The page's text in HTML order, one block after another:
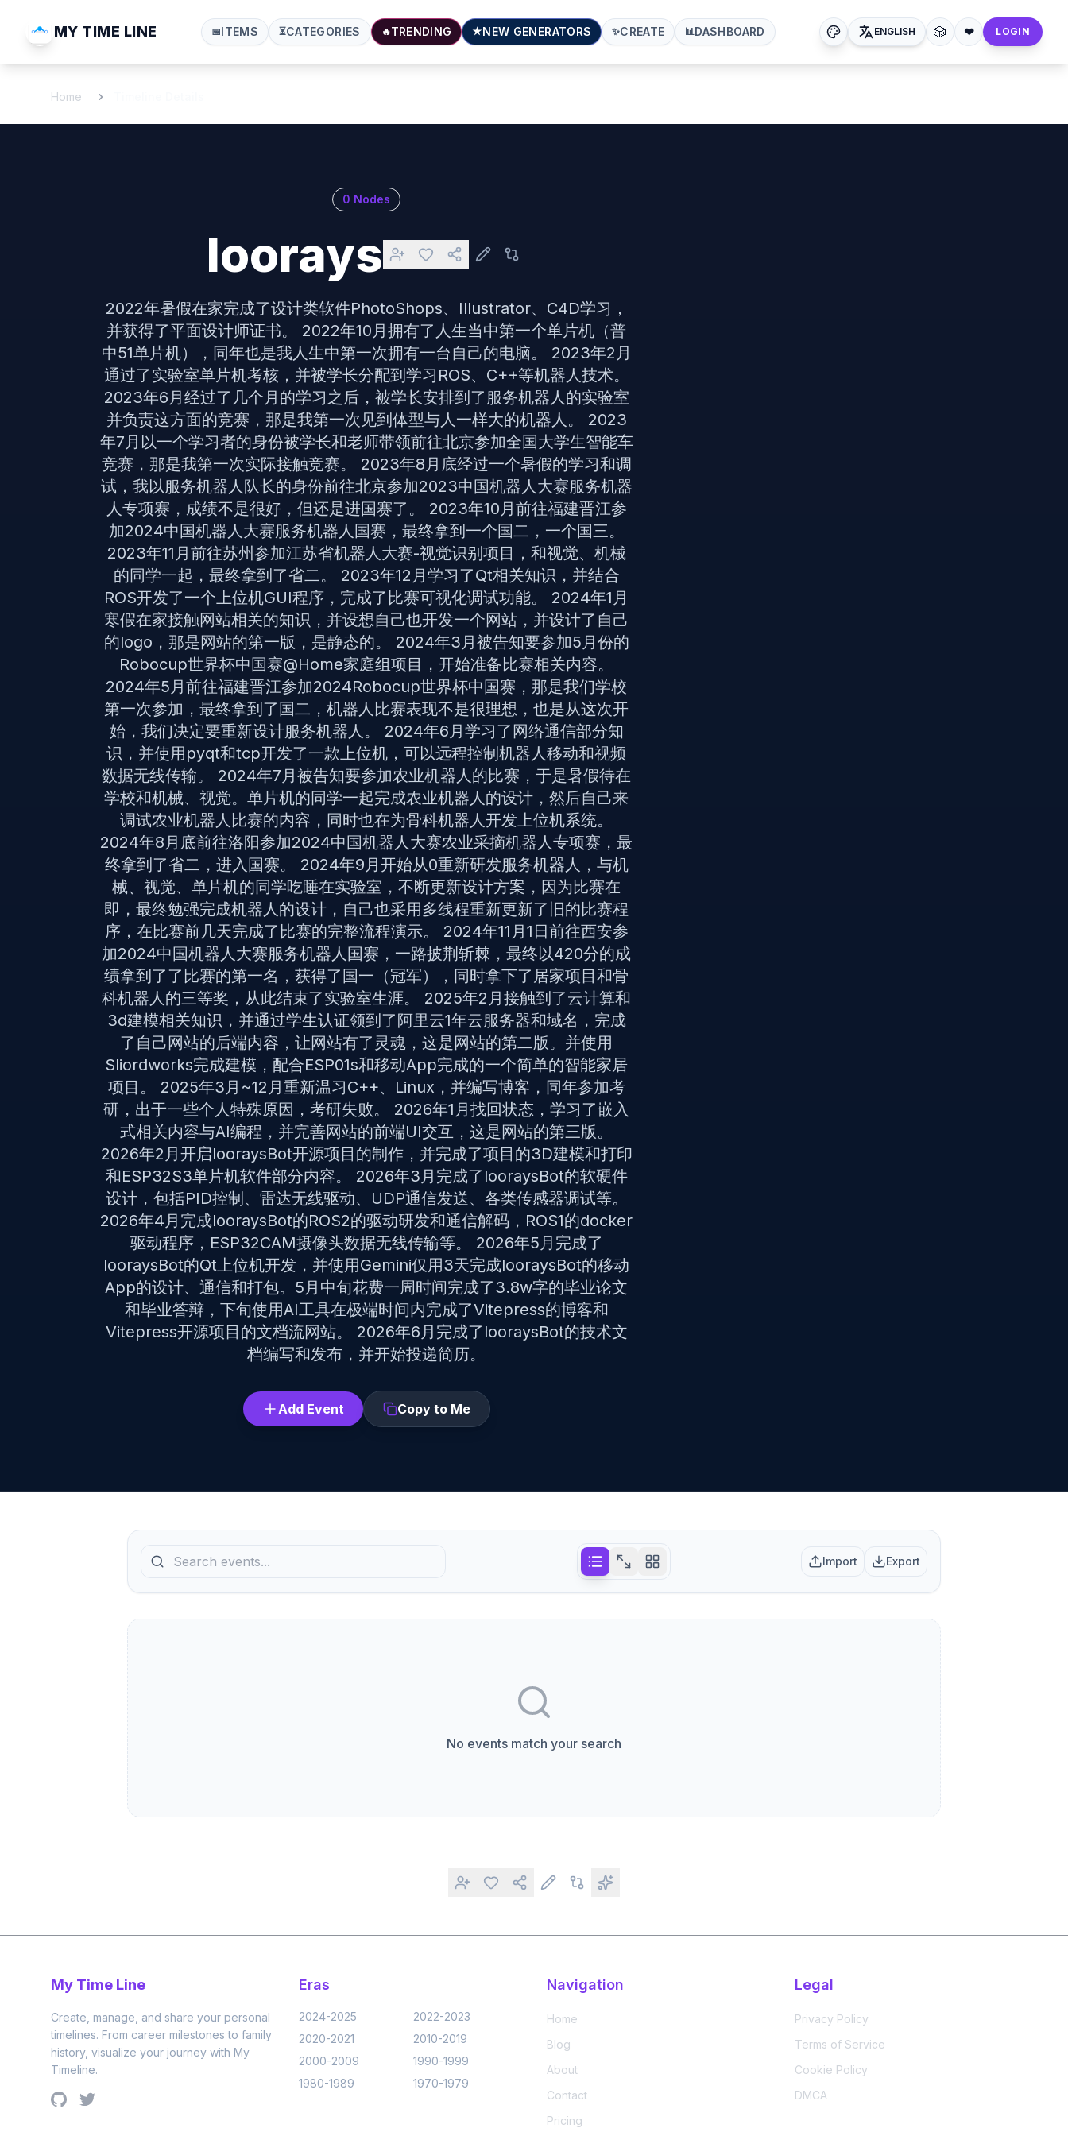
MY TIME LINE 📅ITEMS ⏳CATEGORIES 🔥TRENDING ★NEW GENERATORS ✨CREATE 📊DASHBOARD ENGLISH 🎲 ❤ LOGIN
Home
0 Nodes
loorays
2022年暑假在家完成了设计类软件PhotoShops、Illustrator、C4D学习，
并获得了平面设计师证书。 2022年10月拥有了人生当中第一个单片机（普
中51单片机），同年也是我人生中第一次拥有一台自己的电脑。 2023年2月
通过了实验室单片机考核，并被学长分配到学习ROS、C++等机器人技术。
2023年6月经过了几个月的学习之后，被学长安排到了服务机器人的实验室
并负责这方面的竞赛，那是我第一次见到体型与人一样大的机器人。 2023
年7月以一个学习者的身份被学长和老师带领前往北京参加全国大学生智能车
竞赛，那是我第一次实际接触竞赛。 2023年8月底经过一个暑假的学习和调
试，我以服务机器人队长的身份前往北京参加2023中国机器人大赛服务机器
人专项赛，成绩不是很好，但还是进国赛了。 2023年10月前往福建晋江参
加2024中国机器人大赛服务机器人国赛，最终拿到一个国二，一个国三。
2023年11月前往苏州参加江苏省机器人大赛-视觉识别项目，和视觉、机械
的同学一起，最终拿到了省二。 2023年12月学习了Qt相关知识，并结合
ROS开发了一个上位机GUI程序，完成了比赛可视化调试功能。 2024年1月
寒假在家接触网站相关的知识，并设想自己也开发一个网站，并设计了自己
的logo，那是网站的第一版，是静态的。 2024年3月被告知要参加5月份的
Robocup世界杯中国赛@Home家庭组项目，开始准备比赛相关内容。
2024年5月前往福建晋江参加2024Robocup世界杯中国赛，那是我们学校
第一次参加，最终拿到了国二，机器人比赛表现不是很理想，也是从这次开
始，我们决定要重新设计服务机器人。 2024年6月学习了网络通信部分知
识，并使用pyqt和tcp开发了一款上位机，可以远程控制机器人移动和视频
数据无线传输。 2024年7月被告知要参加农业机器人的比赛，于是暑假待在
学校和机械、视觉。单片机的同学一起完成农业机器人的设计，然后自己来
调试农业机器人比赛的内容，同时也在为骨科机器人开发上位机系统。
2024年8月底前往洛阳参加2024中国机器人大赛农业采摘机器人专项赛，最
终拿到了省二，进入国赛。 2024年9月开始从0重新研发服务机器人，与机
械、视觉、单片机的同学吃睡在实验室，不断更新设计方案，因为比赛在
即，最终勉强完成机器人的设计，自己也采用多线程重新更新了旧的比赛程
序，在比赛前几天完成了比赛的完整流程演示。 2024年11月1日前往西安参
加2024中国机器人大赛服务机器人国赛，一路披荆斩棘，最终以420分的成
绩拿到了了比赛的第一名，获得了国一（冠军），同时拿下了居家项目和骨
科机器人的三等奖，从此结束了实验室生涯。 2025年2月接触到了云计算和
3d建模相关知识，并通过学生认证领到了阿里云1年云服务器和域名，完成
了自己网站的后端内容，让网站有了灵魂，这是网站的第二版。并使用
Sliordworks完成建模，配合ESP01s和移动App完成的一个简单的智能家居
项目。 2025年3月~12月重新温习C++、Linux，并编写博客，同年参加考
研，出于一些个人特殊原因，考研失败。 2026年1月找回状态，学习了嵌入
式相关内容与AI编程，并完善网站的前端UI交互，这是网站的第三版。
2026年2月开启looraysBot开源项目的制作，并完成了项目的3D建模和打印
和ESP32S3单片机软件部分内容。 2026年3月完成了looraysBot的软硬件
设计，包括PID控制、雷达无线驱动、UDP通信发送、各类传感器调试等。
2026年4月完成looraysBot的ROS2的驱动研发和通信解码，ROS1的docker
驱动程序，ESP32CAM摄像头数据无线传输等。 2026年5月完成了
looraysBot的Qt上位机开发，并使用Gemini仅用3天完成looraysBot的移动
App的设计、通信和打包。5月中旬花费一周时间完成了3.8w字的毕业论文
和毕业答辩，下旬使用AI工具在极端时间内完成了Vitepress的博客和
Vitepress开源项目的文档流网站。 2026年6月完成了looraysBot的技术文
档编写和发布，并开始投递简历。
Add Event Copy to Me
Import Export
No events match your search
My Time Line
Create, manage, and share your personal
timelines. From career milestones to family
history, visualize your journey with My
Timeline.
Eras
2024-2025
2022-2023
2020-2021
2010-2019
2000-2009
1990-1999
1980-1989
1970-1979
Navigation
Home
Blog
About
Contact
Pricing
Legal
Privacy Policy
Terms of Service
Cookie Policy
DMCA